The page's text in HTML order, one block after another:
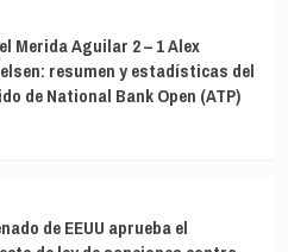
Merida Aguilar 2 – 1 Alex
resumen y estadísticas del
de National Bank Open (ATP)
de EEUU aprueba el